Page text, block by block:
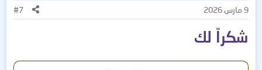
9 مارس 2026 #7
شكراً لك